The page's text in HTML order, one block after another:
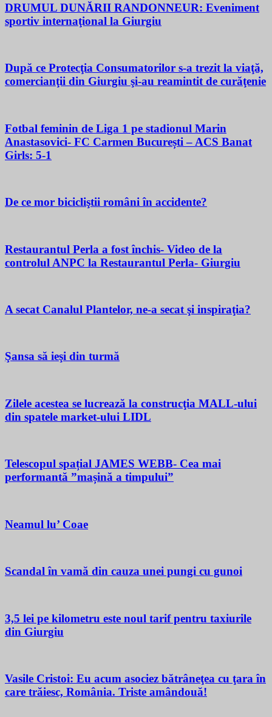
DRUMUL DUNĂRII RANDONNEUR: Eveniment
sportiv internaţional la Giurgiu
După ce Protecţia Consumatorilor s-a trezit la viaţă,
comercianţii din Giurgiu şi-au reamintit de curăţenie
Fotbal feminin de Liga 1 pe stadionul Marin
Anastasovici- FC Carmen București – ACS Banat
Girls: 5-1
De ce mor bicicliştii români în accidente?
Restaurantul Perla a fost închis- Video de la
controlul ANPC la Restaurantul Perla- Giurgiu
A secat Canalul Plantelor, ne-a secat şi inspiraţia?
Şansa să ieşi din turmă
Zilele acestea se lucrează la construcţia MALL-ului
din spatele market-ului LIDL
Telescopul spațial JAMES WEBB- Cea mai
performantă ”mașină a timpului”
Neamul lu’ Coae
Scandal în vamă din cauza unei pungi cu gunoi
3,5 lei pe kilometru este noul tarif pentru taxiurile
din Giurgiu
Vasile Cristoi: Eu acum asociez bătrâneţea cu ţara în
care trăiesc, România. Triste amândouă!